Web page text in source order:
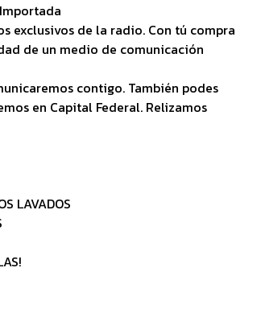
exclusivos de la radio. Con tú compra
de un medio de comunicación
contigo. También podes
en Capital Federal. Relizamos
LAVADOS